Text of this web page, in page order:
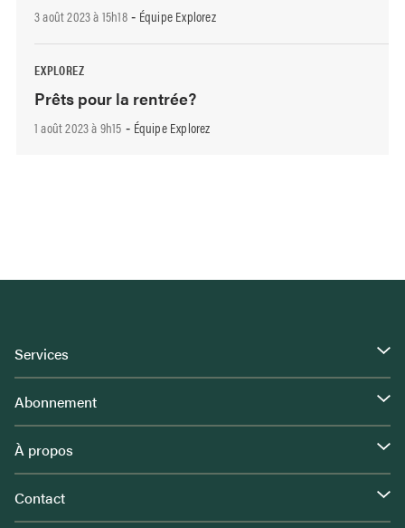
3 août 2023 à 15h18- Équipe Explorez
EXPLOREZ
Prêts pour la rentrée?
1 août 2023 à 9h15 - Équipe Explorez
Services
Abonnement
À propos
Contact